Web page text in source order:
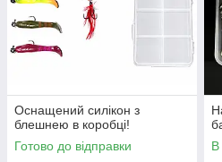
Оснащений силікон з
блешнею в коробці!
Готово до відправки
В